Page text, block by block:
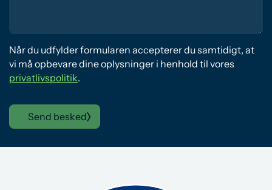
Når du udfylder formularen accepterer du samtidigt, at
vi må opbevare dine oplysninger i henhold til vores
privatlivspolitik.
Send besked